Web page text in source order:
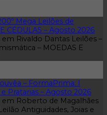
Mega Leilões de
CÉDULAS – Agosto 2026
em Rivaldo Dantas Leilões –
– MOEDAS E
– FormaPrima: I
Pratarias – Agosto 2026
em Roberto de Magalhães
Antiguidades, Joias e